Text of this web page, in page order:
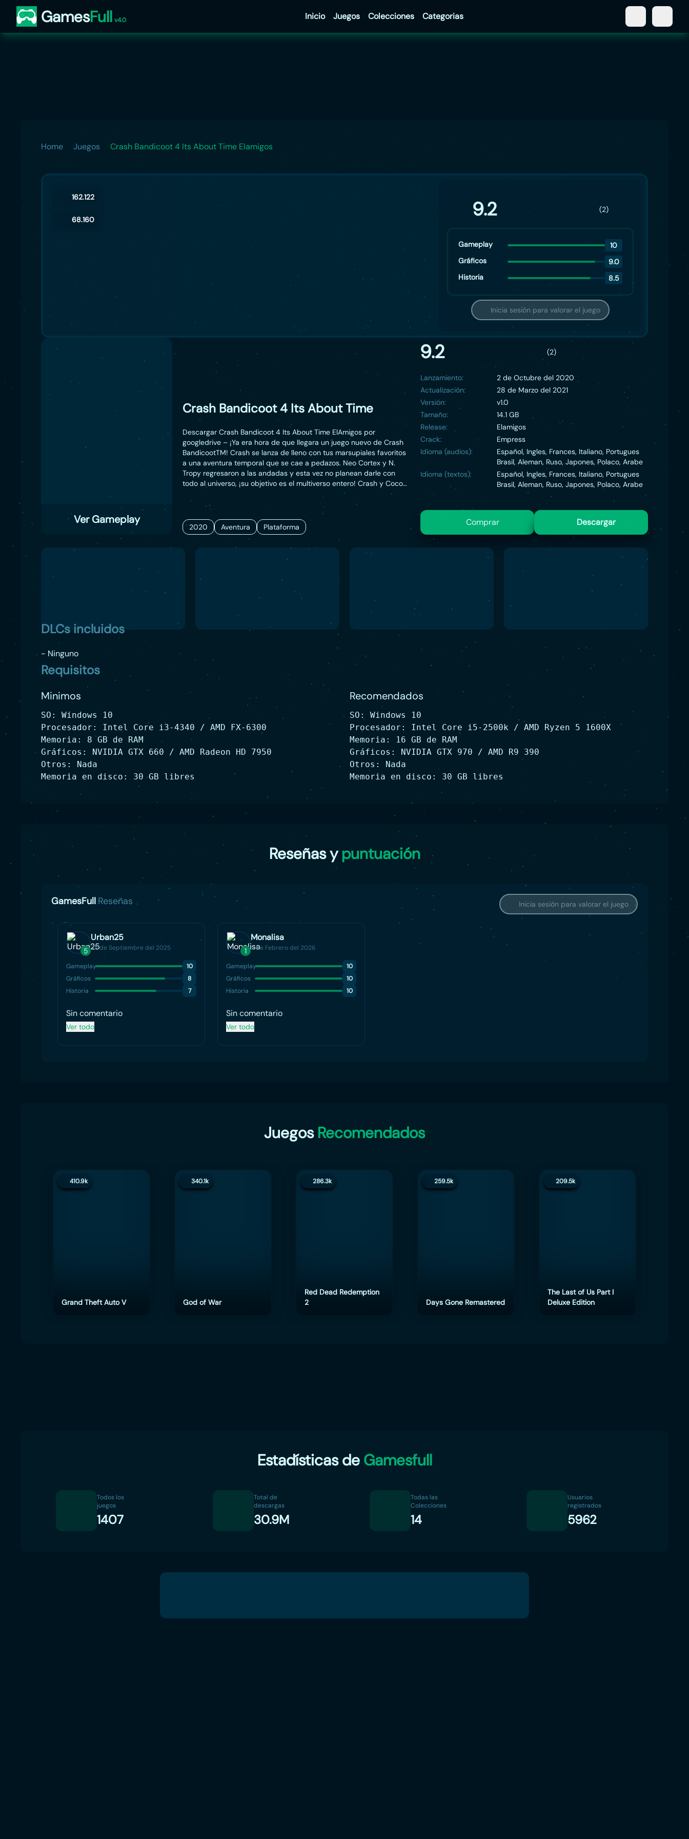
GamesFull v4.0 Inicio Juegos Colecciones Categorias
Home Juegos Crash Bandicoot 4 Its About Time Elamigos
162.122
68.160 9.2 (2)
Gameplay
10
Gráficos
9.0
Historia
8.5
Inicia sesión para valorar el juego
Ver Gameplay
Crash Bandicoot 4 Its About Time
Descargar Crash Bandicoot 4 Its About Time ElAmigos por
googledrive – ¡Ya era hora de que llegara un juego nuevo de Crash
BandicootTM! Crash se lanza de lleno con tus marsupiales favoritos
a una aventura temporal que se cae a pedazos. Neo Cortex y N.
Tropy regresaron a las andadas y esta vez no planean darle con
todo al universo, ¡su objetivo es el multiverso entero! Crash y Coco
tendrán que juntar cuatro máscaras cuánticas y trastocar las leyes
de la realidad para salvar el mundo. ¿Habilidades nuevas?
Evidentemente. ¿Más personajes jugables? Sep. ¿Dimensiones
alternativas? Obvio. ¿Jefes alocadísimos? Por supuesto. ¿Salsa de la
buena? Por sus ‘jorts’ puedes apostar que sí. ¿Cómo? ¿Entonces se
llaman ‘jorts’ de verdad? ¡En este universo no!
2020 Aventura Plataforma
9.2 (2)
Lanzamiento:
2 de Octubre del 2020
Actualización:
28 de Marzo del 2021
Versión:
v1.0
Tamaño:
14.1 GB
Release:
Elamigos
Crack:
Empress
Idioma (audios):
Español, Ingles, Frances, Italiano, Portugues
Brasil, Aleman, Ruso, Japones, Polaco, Arabe
Idioma (textos):
Español, Ingles, Frances, Italiano, Portugues
Brasil, Aleman, Ruso, Japones, Polaco, Arabe
Comprar Descargar
DLCs incluidos
- Ninguno
Requisitos
Minimos
SO: Windows 10
Procesador: Intel Core i3-4340 / AMD FX-6300
Memoria: 8 GB de RAM
Gráficos: NVIDIA GTX 660 / AMD Radeon HD 7950
Otros: Nada
Memoria en disco: 30 GB libres
Recomendados
SO: Windows 10
Procesador: Intel Core i5-2500k / AMD Ryzen 5 1600X
Memoria: 16 GB de RAM
Gráficos: NVIDIA GTX 970 / AMD R9 390
Otros: Nada
Memoria en disco: 30 GB libres
Reseñas ypuntuación
GamesFull Reseñas Inicia sesión para valorar el juego
5
Urban25
22 de Septiembre del 2025
Gameplay
10
Gráficos
8
Historia
7
Sin comentario
Ver todo
1
Monalisa
5 de Febrero del 2026
Gameplay
10
Gráficos
10
Historia
10
Sin comentario
Ver todo
Juegos Recomendados
410.9k
Grand Theft Auto V
340.1k
God of War
286.3k
Red Dead Redemption
2
259.5k
Days Gone Remastered
209.5k
The Last of Us Part I
Deluxe Edition
Estadísticas de Gamesfull
Todos los
juegos
1407
Total de
descargas
30.9M
Todas las
Colecciones
14
Usuarios
registrados
5962